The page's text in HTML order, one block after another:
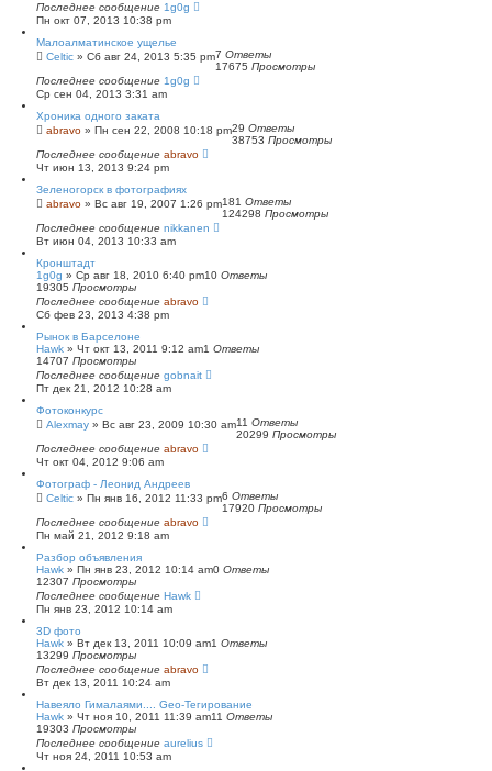
Последнее сообщение 1g0g
Пн окт 07, 2013 10:38 pm
Малоалматинское ущелье
Celtic » Сб авг 24, 2013 5:35 pm7 Ответы
17675 Просмотры
Последнее сообщение 1g0g
Ср сен 04, 2013 3:31 am
Хроника одного заката
abravo » Пн сен 22, 2008 10:18 pm29 Ответы
38753 Просмотры
Последнее сообщение abravo
Чт июн 13, 2013 9:24 pm
Зеленогорск в фотографиях
abravo » Вс авг 19, 2007 1:26 pm181 Ответы
124298 Просмотры
Последнее сообщение nikkanen
Вт июн 04, 2013 10:33 am
Кронштадт
1g0g » Ср авг 18, 2010 6:40 pm10 Ответы
19305 Просмотры
Последнее сообщение abravo
Сб фев 23, 2013 4:38 pm
Рынок в Барселоне
Hawk » Чт окт 13, 2011 9:12 am1 Ответы
14707 Просмотры
Последнее сообщение gobnait
Пт дек 21, 2012 10:28 am
Фотоконкурс
Alexmay » Вс авг 23, 2009 10:30 am11 Ответы
20299 Просмотры
Последнее сообщение abravo
Чт окт 04, 2012 9:06 am
Фотограф - Леонид Андреев
Celtic » Пн янв 16, 2012 11:33 pm6 Ответы
17920 Просмотры
Последнее сообщение abravo
Пн май 21, 2012 9:18 am
Разбор объявления
Hawk » Пн янв 23, 2012 10:14 am0 Ответы
12307 Просмотры
Последнее сообщение Hawk
Пн янв 23, 2012 10:14 am
3D фото
Hawk » Вт дек 13, 2011 10:09 am1 Ответы
13299 Просмотры
Последнее сообщение abravo
Вт дек 13, 2011 10:24 am
Навеяло Гималаями.... Geo-Тегирование
Hawk » Чт ноя 10, 2011 11:39 am11 Ответы
19303 Просмотры
Последнее сообщение aurelius
Чт ноя 24, 2011 10:53 am